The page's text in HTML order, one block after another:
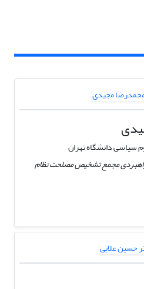
سیاسی دانشگاه تهران
مجمع تشخیص مصلحت نظام